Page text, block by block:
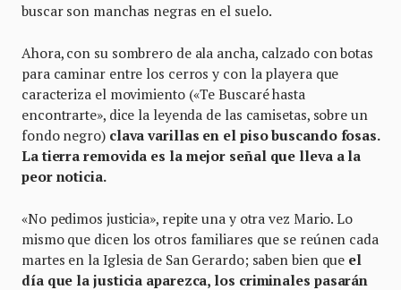
buscar son manchas negras en el suelo.
Ahora, con su sombrero de ala ancha, calzado con botas
para caminar entre los cerros y con la playera que
caracteriza el movimiento («Te Buscaré hasta
encontrarte», dice la leyenda de las camisetas, sobre un
fondo negro)clava varillas en el piso buscando fosas.
La tierra removida es la mejor señal que lleva a la
peor noticia.
«No pedimos justicia», repite una y otra vez Mario. Lo
mismo que dicen los otros familiares que se reúnen cada
martes en la Iglesia de San Gerardo; saben bien que el
día que la justicia aparezca, los criminales pasarán